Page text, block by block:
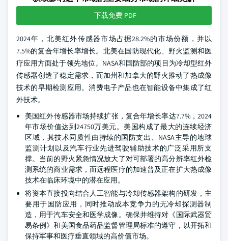
下载免费 PDF
2024年，北美红外传感器市场占据28.2%的市场份额，并以
7.5%的复合年增长率增长。北美在国防现代化、野火监测和医
疗应用方面处于领先地位。NASA和国防部的项目为冷却型红外
传感器创造了稳定需求，而加州和加拿大的野火推动了热成像
技术的早期检测应用。消费电子产品也在智能设备中集成了红
外技术。
美国红外传感器市场持续扩张，复合年增长率达7.7%，2024
年市场价值达到24750万美元。美国构成了最大的连续经济
区域，其技术同质性由持续的国防支出、NASA主导的地球
监测计划以及汽车行业先进驾驶辅助技术的广泛采用所支
撑。当前的野火紧急情况放大了对可部署的高分辨率红外检
测系统的商业需求，而远程医疗的加速普及正在扩大热成像
技术在临床环境中的潜在应用。
将资本直接投向结合人工智能与冷却传感器架构的研发，主
要用于国防应用，同时推动成本竞争力的无冷却探测器制
造，用于汽车安全和医学成像。确保并维持对《国际武器贸
易条例》和美国食品药品监督管理局标准的遵守，以开拓和
保持军事和医疗垂直领域的高价值市场。